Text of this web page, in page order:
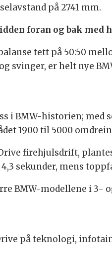
på 2741 mm.
foran og bak med
tett på 50:50
svinger, er helt nye
i BMW-historien; med
1900 til 5000
firehjulsdrift,
sekunder, mens
BMW-modellene i 3-
på teknologi,